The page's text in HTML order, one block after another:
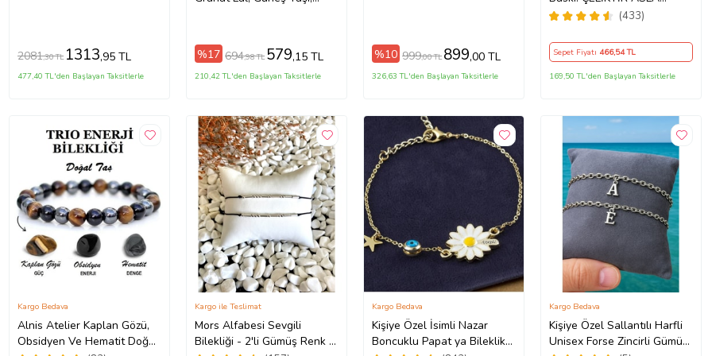
2081,30 TL 1313,95 TL
477,40 TL'den Başlayan Taksitlerle
Sitrin
%17 694,98 TL 579,15 TL
210,42 TL'den Başlayan Taksitlerle
%10 999,00 TL 899,00 TL
326,63 TL'den Başlayan Taksitlerle
PASLANMAZ (433)
Sepet Fiyatı 466,54 TL
169,50 TL'den Başlayan Taksitlerle
Alnis Atelier Kaplan Gözü,
Obsidyen Ve Hematit Doğal
Kargo Bedava
Mors Alfabesi Sevgili
Bilekliği - 2'li Gümüş Renk +
Kargo ile Teslimat
Kişiye Özel İsimli Nazar
Boncuklu Papat ya Bileklik
Kargo Bedava
Kişiye Özel Sallantılı Harfli
Unisex Forse Zincirli Gümüş
Kargo Bedava